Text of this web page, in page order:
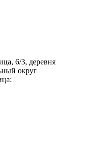
6/3, деревня
округ